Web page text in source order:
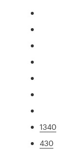
1340
430